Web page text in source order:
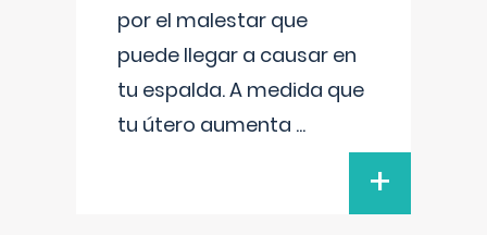
por el malestar que
puede llegar a causar en
tu espalda. A medida que
tu útero aumenta ...
+